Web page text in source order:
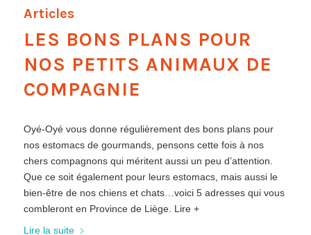
Articles
LES BONS PLANS POUR
NOS PETITS ANIMAUX DE
COMPAGNIE
Oyé-Oyé vous donne régulièrement des bons plans pour
nos estomacs de gourmands, pensons cette fois à nos
chers compagnons qui méritent aussi un peu d’attention.
Que ce soit également pour leurs estomacs, mais aussi le
bien-être de nos chiens et chats…voici 5 adresses qui vous
combleront en Province de Liège. Lire +
Lire la suite